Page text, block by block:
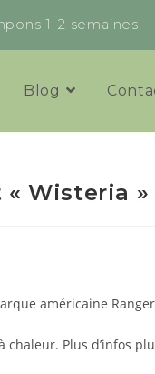
1-2 semaines
Blog
Wisteria »
américaine
chaleur. Plus d’infos